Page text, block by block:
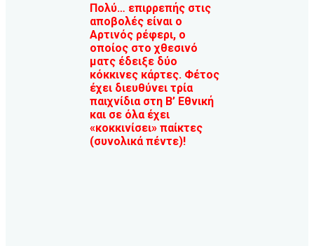
Πολύ… επιρρεπής στις
αποβολές είναι ο
Αρτινός ρέφερι, ο
οποίος στο χθεσινό
ματς έδειξε δύο
κόκκινες κάρτες. Φέτος
έχει διευθύνει τρία
παιχνίδια στη Β’ Εθνική
και σε όλα έχει
«κοκκινίσει» παίκτες
(συνολικά πέντε)!